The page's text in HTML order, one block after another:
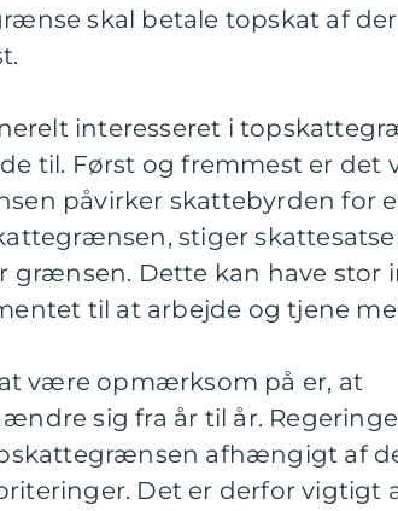
skal betale topskat af
interesseret i
til. Først og fremmest er det
påvirker skattebyrden for
stiger
grænsen. Dette kan have stor
til at arbejde og tjene
være opmærksom på er, at
sig fra år til år.
afhængigt af
Det er derfor vigtigt